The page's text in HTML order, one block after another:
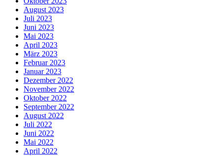
August 2023
Juli 2023
Juni 2023
Mai 2023
April 2023
März 2023
Februar 2023
Januar 2023
Dezember 2022
November 2022
Oktober 2022
September 2022
August 2022
Juli 2022
Juni 2022
Mai 2022
April 2022